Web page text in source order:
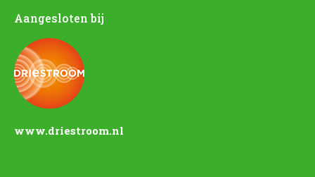
Aangesloten bij
www.driestroom.nl